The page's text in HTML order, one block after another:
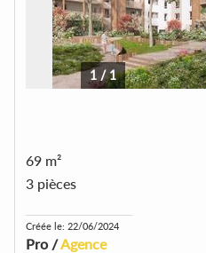
1 /1
69 m²
3 pièces
Créée le: 22/06/2024
Pro /Agence